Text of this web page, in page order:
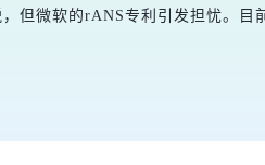
但微软的rANS专利引发担忧。目